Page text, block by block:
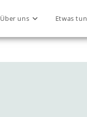
Über uns Etwas tun